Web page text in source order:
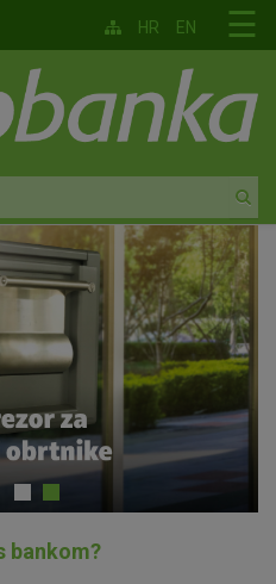
☰
HR EN
bankom?